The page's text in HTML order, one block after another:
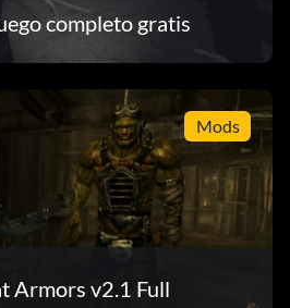
completo gratis
Mods
Armors v2.1 Full